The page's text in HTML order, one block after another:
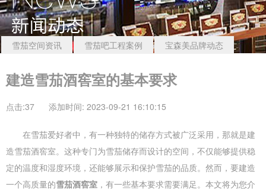
雪茄空间资讯 雪茄吧工程案例 宝森美品牌动态
建造雪茄酒窖室的基本要求
点击:37 添加时间: 2023-09-21 16:10:15
在雪茄爱好者中，有一种独特的储存方式被广泛采用，那就是建
造雪茄酒窖室。这种专门为雪茄储存而设计的空间，不仅能够提供稳
定的温度和湿度环境，还能够展示和保护雪茄的品质。然而，要建造
一个高质量的雪茄酒窖室 ，有一些基本要求需要满足。本文将为您介